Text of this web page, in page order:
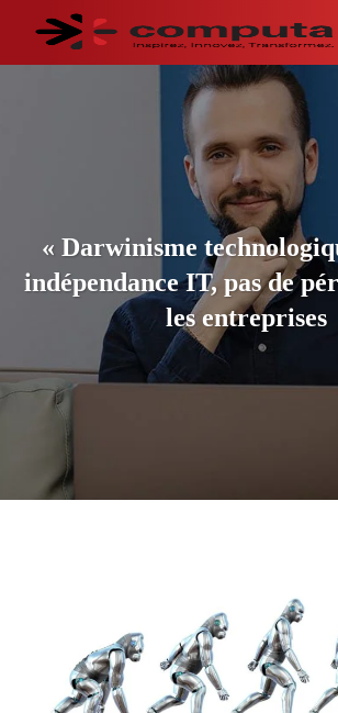
« Darwinisme
indépendance IT, pas de
les entreprises